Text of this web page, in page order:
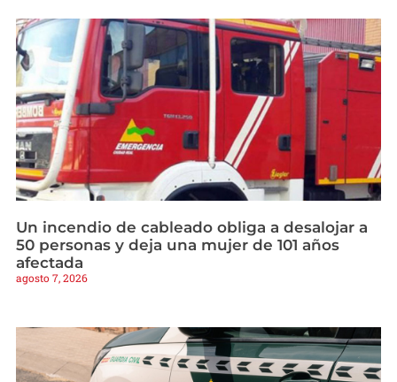
Un incendio de cableado obliga a desalojar a
50 personas y deja una mujer de 101 años
afectada
agosto 7, 2026